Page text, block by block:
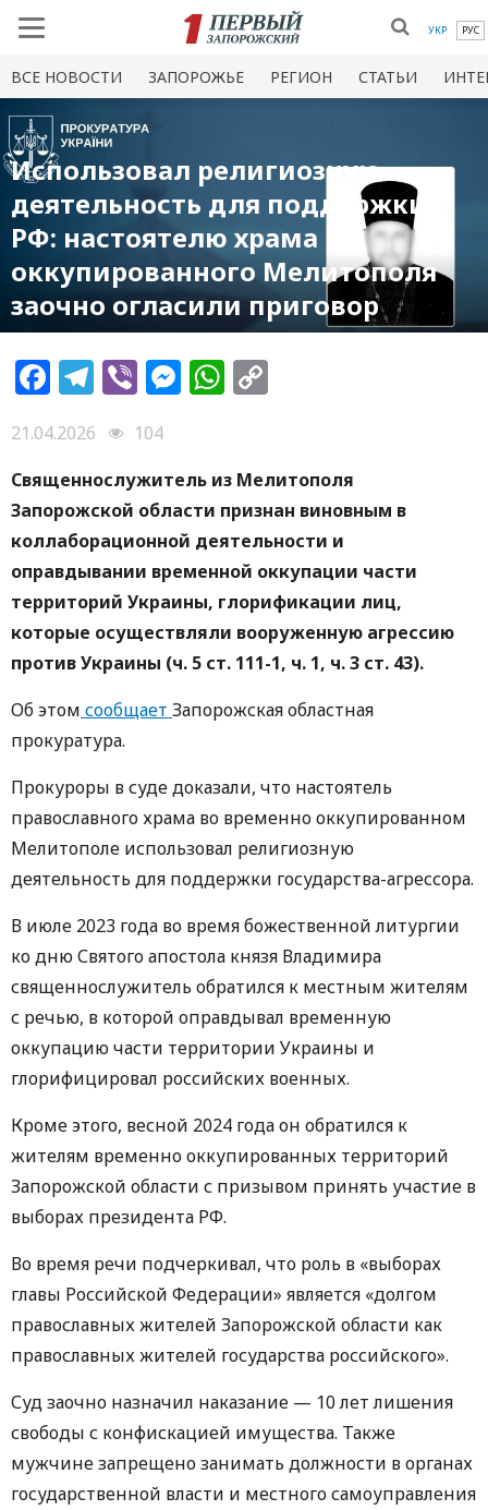
УКР РУС
ВСЕ НОВОСТИ ЗАПОРОЖЬЕ РЕГИОН СТАТЬИ
Использовал религиозную
деятельность для поддержки
РФ: настоятелю храма
оккупированного Мелитополя
заочно огласили приговор
Facebook
Telegram
ViberMessenger
WhatsApp
21.04.2026
104
Священнослужитель из Мелитополя
Запорожской области признан виновным в
коллаборационной деятельности и
оправдывании временной оккупации части
территорий Украины, глорификации лиц,
которые осуществляли вооруженную агрессию
против Украины (ч. 5 ст. 111-1, ч. 1, ч. 3 ст. 43).
Об этом сообщает Запорожская областная
прокуратура.
Прокуроры в суде доказали, что настоятель
православного храма во временно оккупированном
Мелитополе использовал религиозную
деятельность для поддержки государства-агрессора.
В июле 2023 года во время божественной литургии
ко дню Святого апостола князя Владимира
священнослужитель обратился к местным жителям
с речью, в которой оправдывал временную
оккупацию части территории Украины и
глорифицировал российских военных.
Кроме этого, весной 2024 года он обратился к
жителям временно оккупированных территорий
Запорожской области с призывом принять участие в
выборах президента РФ.
Во время речи подчеркивал, что роль в «выборах
главы Российской Федерации» является «долгом
православных жителей Запорожской области как
православных жителей государства российского».
Суд заочно назначил наказание — 10 лет лишения
свободы с конфискацией имущества. Также
мужчине запрещено занимать должности в органах
государственной власти и местного самоуправления